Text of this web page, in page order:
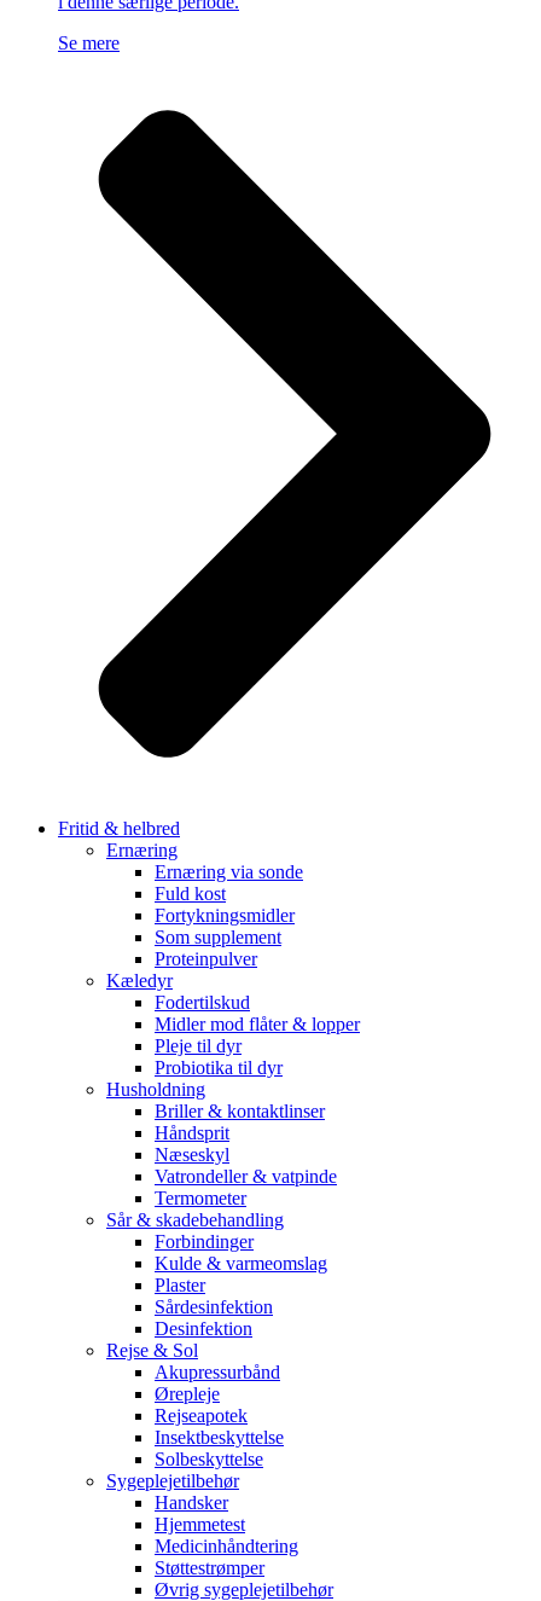
Se mere
Fritid & helbred
Ernæring
Ernæring via sonde
Fuld kost
Fortykningsmidler
Som supplement
Proteinpulver
Kæledyr
Fodertilskud
Midler mod flåter & lopper
Pleje til dyr
Probiotika til dyr
Husholdning
Briller & kontaktlinser
Håndsprit
Næseskyl
Vatrondeller & vatpinde
Termometer
Sår & skadebehandling
Forbindinger
Kulde & varmeomslag
Plaster
Sårdesinfektion
Desinfektion
Rejse & Sol
Akupressurbånd
Ørepleje
Rejseapotek
Insektbeskyttelse
Solbeskyttelse
Sygeplejetilbehør
Handsker
Hjemmetest
Medicinhåndtering
Støttestrømper
Øvrig sygeplejetilbehør